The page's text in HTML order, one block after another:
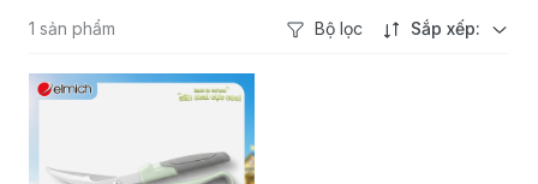
1 sản phẩm Bộ lọc Sắp xếp: